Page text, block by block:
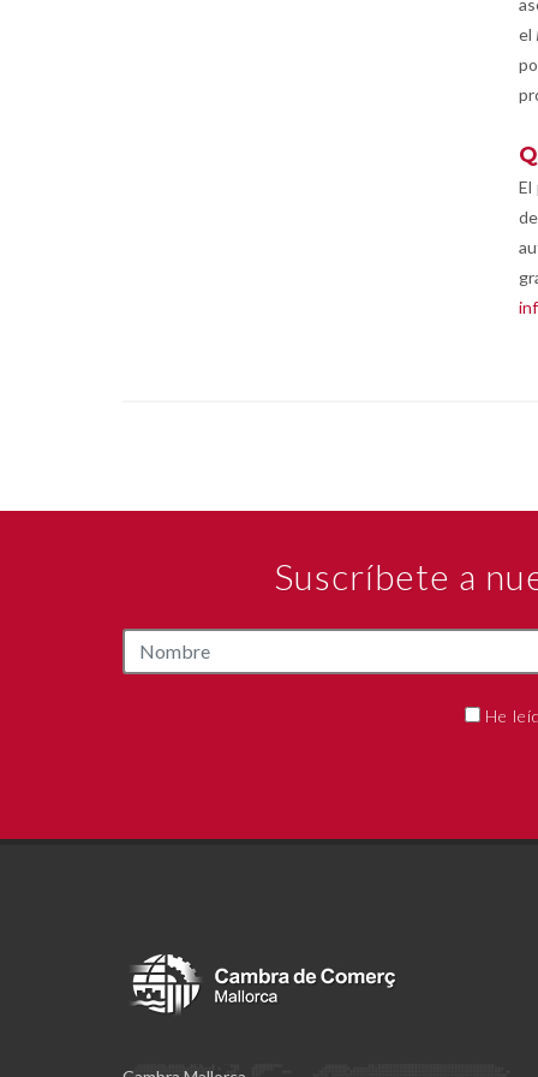
el
El
Suscríbete a
He